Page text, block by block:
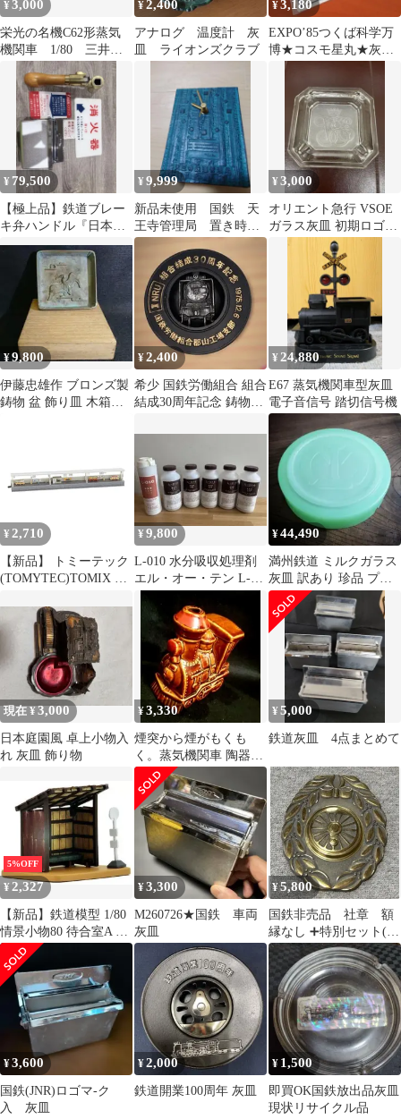
¥3,000
栄光の名機C62形蒸気
機関車 1/80 三井金
属謹製 灰皿 模型
非売品
¥2,400
アナログ 温度計 灰
皿 ライオンズクラブ
¥3,180
EXPO’85つくば科学万
博★コスモ星丸★灰皿
&キーホルダー（ピン
¥ 79,500
【極上品】鉄道ブレー
キ弁ハンドル『日本エ
アブレーキ』
¥9,999
新品未使用 国鉄 天
王寺管理局 置き時
計 １９８０年頃 動
作確認済み
¥3,000
オリエント急行 VSOE
ガラス灰皿 初期ロゴ
1980〜90年代 ヴィンテ
¥9,800
伊藤忠雄作 ブロンズ製
鋳物 盆 飾り皿 木箱入
¥2,400
希少 国鉄労働組合 組合
結成30周年記念 鋳物製
¥24,880
E67 蒸気機関車型灰皿
電子音信号 踏切信号機
¥ 2,710
【新品】 トミーテック
(TOMYTEC)TOMIX N
ット 近代型 延長部
4032 鉄道模型用品 0
¥9,800
L-010 水分吸収処理剤
エル・オー・テン L-
消臭
¥44,490
満州鉄道 ミルクガラス
灰皿 訳あり 珍品 プレ
スガラス 鉄道グッズ
現在 ¥3,000
日本庭園風 卓上小物入
れ 灰皿 飾り物
¥3,330
煙突から煙がもくも
く。蒸気機関車 陶器製
置物 灰皿 レトロ。蚊取
り線香の煙にも
¥5,000
鉄道灰皿 4点まとめて
5%OFF
¥ 2,327
【新品】鉄道模型 1/80
情景小物80 待合室A ～
バス停・猫屋線～ 「建
物コレクション80」
[302995]
¥3,300
M260726★国鉄 車両
灰皿
¥5,800
国鉄非売品 社章 額
縁なし ➕特別セット(職
員専用グリーン券引換
証付き)
¥3,600
国鉄(JNR)ロゴマ-ク
入 灰皿
¥2,000
鉄道開業100周年 灰皿
¥ 1,500
即買OK国鉄放出品灰皿
現状リサイクル品